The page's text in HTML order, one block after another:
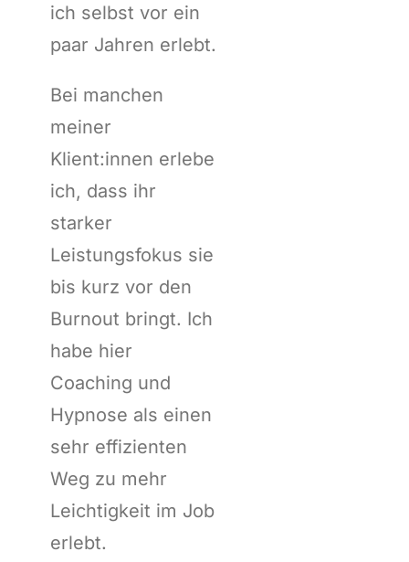
ich selbst vor ein
paar Jahren erlebt.
Bei manchen
meiner
Klient:innen erlebe
ich, dass ihr
starker
Leistungsfokus sie
bis kurz vor den
Burnout bringt. Ich
habe hier
Coaching und
Hypnose als einen
sehr effizienten
Weg zu mehr
Leichtigkeit im Job
erlebt.